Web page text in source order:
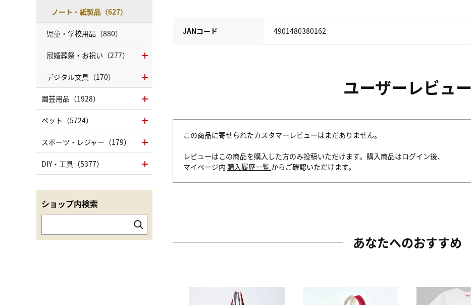
JANコード 4901480380162
ユーザーレビュー
この商品に寄せられたカスタマーレビューはまだありません。
レビューはこの商品を購入した方のみ投稿いただけます。購入商品はログイン後、
マイページ内 購入履歴一覧 からご確認いただけます。
あなたへのおすすめ
ノート・紙製品（627）
児童・学校用品（880）
冠婚葬祭・お祝い（277）
デジタル文具（170）
園芸用品（1928）
ペット（5724）
スポーツ・レジャー（179）
DIY・工具（5377）
ショップ内検索